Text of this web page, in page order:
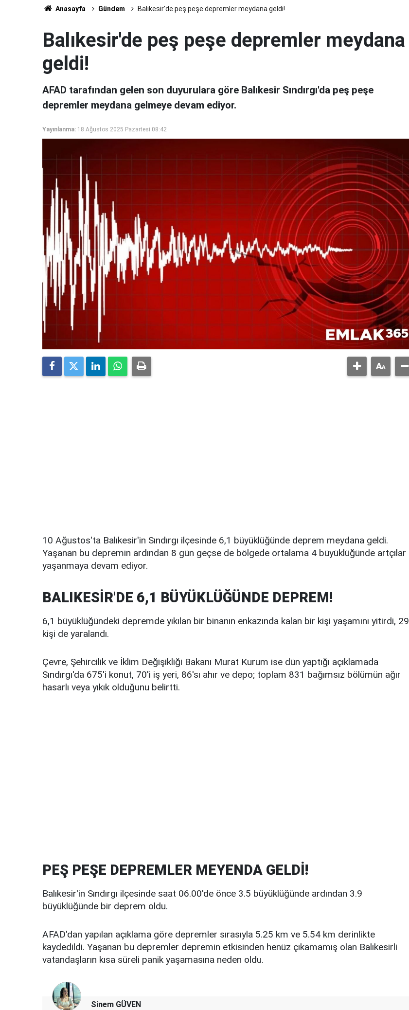
Anasayfa Gündem Balıkesir'de peş peşe depremler meydana geldi!
Balıkesir'de peş peşe depremler meydana
geldi!
AFAD tarafından gelen son duyurulara göre Balıkesir Sındırgı'da peş peşe
depremler meydana gelmeye devam ediyor.
Yayınlanma: 18 Ağustos 2025 Pazartesi 08:42
10 Ağustos'ta Balıkesir'in Sındırgı ilçesinde 6,1 büyüklüğünde deprem meydana geldi.
Yaşanan bu depremin ardından 8 gün geçse de bölgede ortalama 4 büyüklüğünde artçılar
yaşanmaya devam ediyor.
BALIKESİR'DE 6,1 BÜYÜKLÜĞÜNDE DEPREM!
6,1 büyüklüğündeki depremde yıkılan bir binanın enkazında kalan bir kişi yaşamını yitirdi, 29
kişi de yaralandı.
Çevre, Şehircilik ve İklim Değişikliği Bakanı Murat Kurum ise dün yaptığı açıklamada
Sındırgı'da 675'i konut, 70'i iş yeri, 86'sı ahır ve depo; toplam 831 bağımsız bölümün ağır
hasarlı veya yıkık olduğunu belirtti.
PEŞ PEŞE DEPREMLER MEYENDA GELDİ!
Balıkesir'in Sındırgı ilçesinde saat 06.00'de önce 3.5 büyüklüğünde ardından 3.9
büyüklüğünde bir deprem oldu.
AFAD'dan yapılan açıklama göre depremler sırasıyla 5.25 km ve 5.54 km derinlikte
kaydedildi. Yaşanan bu depremler depremin etkisinden henüz çıkamamış olan Balıkesirli
vatandaşların kısa süreli panik yaşamasına neden oldu.
Sinem GÜVEN